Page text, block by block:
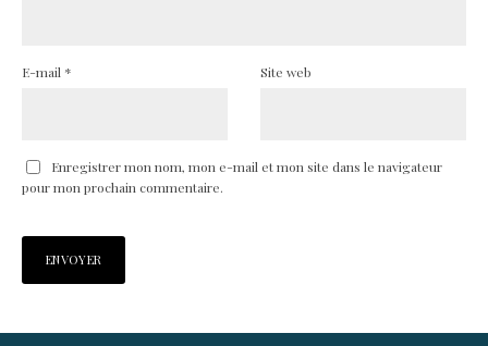
E-mail * Site web
Enregistrer mon nom, mon e-mail et mon site dans le navigateur
pour mon prochain commentaire.